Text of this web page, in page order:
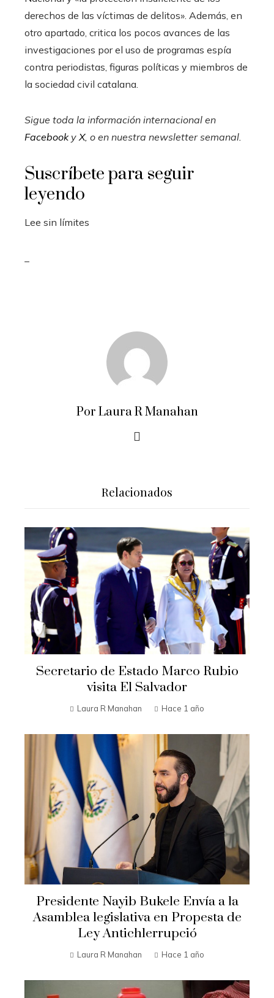
derechos de las víctimas de delitos». Además, en
otro apartado, critica los pocos avances de las
investigaciones por el uso de programas espía
contra periodistas, figuras políticas y miembros de
la sociedad civil catalana.
Sigue toda la información internacional en
FacebookyX, o en nuestra newsletter semanal.
Suscríbete para seguir
leyendo
Lee sin límites
Por Laura R Manahan
Relacionados
Secretario de Estado Marco Rubio
visita El Salvador
Laura R Manahan Hace 1 año
Presidente Nayib Bukele Envía a la
Asamblea legislativa en Propesta de
Ley Antichlerrupció
Laura R Manahan Hace 1 año